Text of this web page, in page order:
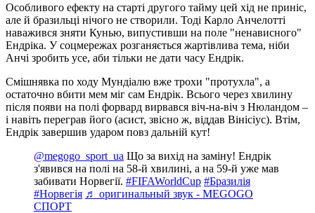
Особливого ефекту на старті другого тайму цей хід не приніс,
але й бразильці нічого не створили. Тоді Карло Анчелотті
наважився зняти Кунью, випустивши на поле "ненависного"
Ендріка. У соцмережах розганяється жартівлива тема, ніби
Анчі зробить усе, аби тільки не дати часу Ендрік.
Смішнявка по ходу Мундіалю вже трохи "протухла", а
остаточно вбити мем міг сам Ендрік. Всього через хвилину
після появи на полі форвард вирвався віч-на-віч з Нюландом –
і навіть переграв його (асист, звісно ж, віддав Вінісіус). Втім,
Ендрік завершив ударом повз дальній кут!
@megogo_sport_ua Що за вихід на заміну! Ендрік
з'явився на полі на 58-й хвилині, а на 59-й уже мав
забивати Норвегії. #FIFAWorldCup #Бразилія
#Норвегія ♬ оригинальный звук - MEGOGO
СПОРТ